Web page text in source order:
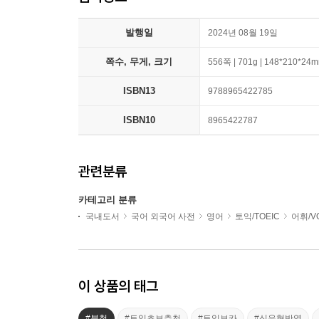
발행일 2024년 08월 19일
쪽수, 무게, 크기 556쪽 | 701g |
ISBN13 9788965422785
ISBN10 8965422787
관련분류
카테고리 분류
국내도서 국어 외국어 사전 영어 토익/TOEIC 어휘/
이 상품의 태그